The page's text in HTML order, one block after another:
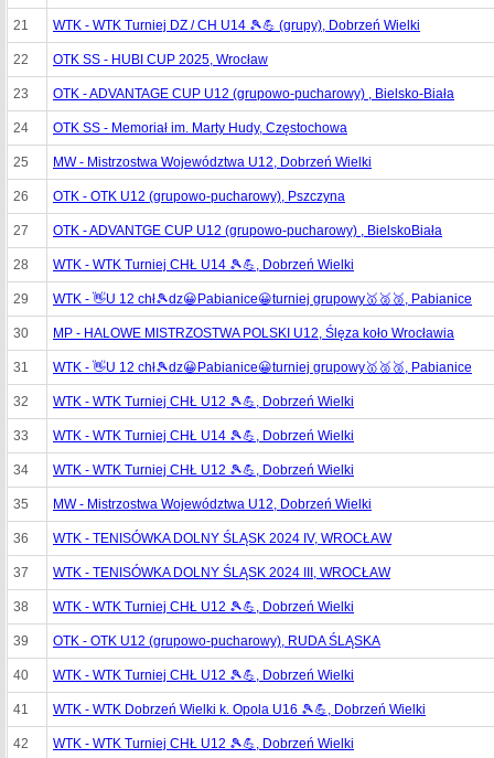
21 WTK - WTK Turniej DZ / CH U14 🎾💪 (grupy), Dobrzeń Wielki
22 OTK SS - HUBI CUP 2025, Wrocław
23 OTK - ADVANTAGE CUP U12 (grupowo-pucharowy) , Bielsko-Biała
24 OTK SS - Memoriał im. Marty Hudy, Częstochowa
25 MW - Mistrzostwa Województwa U12, Dobrzeń Wielki
26 OTK - OTK U12 (grupowo-pucharowy), Pszczyna
27 OTK - ADVANTGE CUP U12 (grupowo-pucharowy) , BielskoBiała
28 WTK - WTK Turniej CHŁ U14 🎾💪, Dobrzeń Wielki
29 WTK - 👋U 12 chł🎾dz😀Pabianice😀turniej grupowy🥇🥈🥉, Pabianice
30 MP - HALOWE MISTRZOSTWA POLSKI U12, Ślęza koło Wrocławia
31 WTK - 👋U 12 chł🎾dz😀Pabianice😀turniej grupowy🥇🥈🥉, Pabianice
32 WTK - WTK Turniej CHŁ U12 🎾💪, Dobrzeń Wielki
33 WTK - WTK Turniej CHŁ U14 🎾💪, Dobrzeń Wielki
34 WTK - WTK Turniej CHŁ U12 🎾💪, Dobrzeń Wielki
35 MW - Mistrzostwa Województwa U12, Dobrzeń Wielki
36 WTK - TENISÓWKA DOLNY ŚLĄSK 2024 IV, WROCŁAW
37 WTK - TENISÓWKA DOLNY ŚLĄSK 2024 III, WROCŁAW
38 WTK - WTK Turniej CHŁ U12 🎾💪, Dobrzeń Wielki
39 OTK - OTK U12 (grupowo-pucharowy), RUDA ŚLĄSKA
40 WTK - WTK Turniej CHŁ U12 🎾💪, Dobrzeń Wielki
41 WTK - WTK Dobrzeń Wielki k. Opola U16 🎾💪, Dobrzeń Wielki
42 WTK - WTK Turniej CHŁ U12 🎾💪, Dobrzeń Wielki